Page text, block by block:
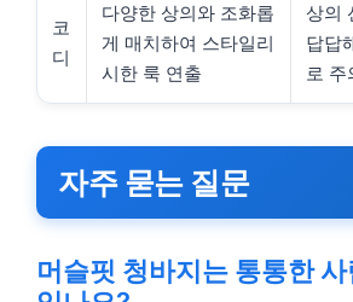
코
디
다양한 상의와 조화롭
게 매치하여 스타일리
시한 룩 연출
상의
답답
로 주
자주 묻는 질문
머슬핏 청바지는 통통한